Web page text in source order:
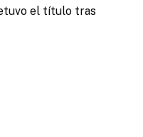
el título tras